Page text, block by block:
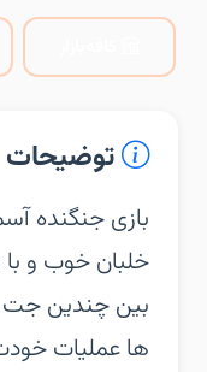
توضیحات
‏‏بازی جنگنده
خلبان خوب و
بین چندین جت
ها عملیات